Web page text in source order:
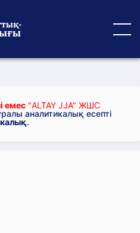
емес "ALTAY JJА" ЖШС
аналитикалық есепті
.